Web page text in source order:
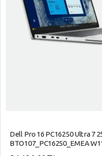
Dell Pro 16 PC16250 Ultra 7
BTO107_PC16250_EMEA